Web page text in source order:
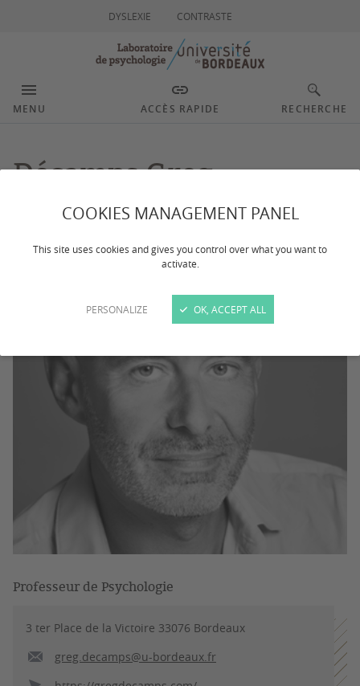
COOKIES MANAGEMENT PANEL
This site uses cookies and gives you control over what you want to
activate.
PERSONALIZE OK, ACCEPT ALL
DYSLEXIE CONTRASTE
MENU ACCÈS RAPIDE RECHERCHE
Décamps Greg
Professeur de Psychologie
3 ter Place de la Victoire 33076 Bordeaux
greg.decamps@u-bordeaux.fr